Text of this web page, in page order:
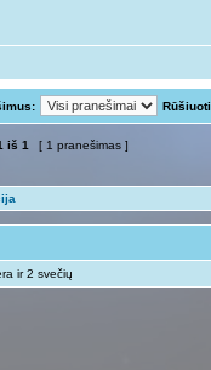
iš 1 [ 1 pranešimas ]
ir 2 svečių